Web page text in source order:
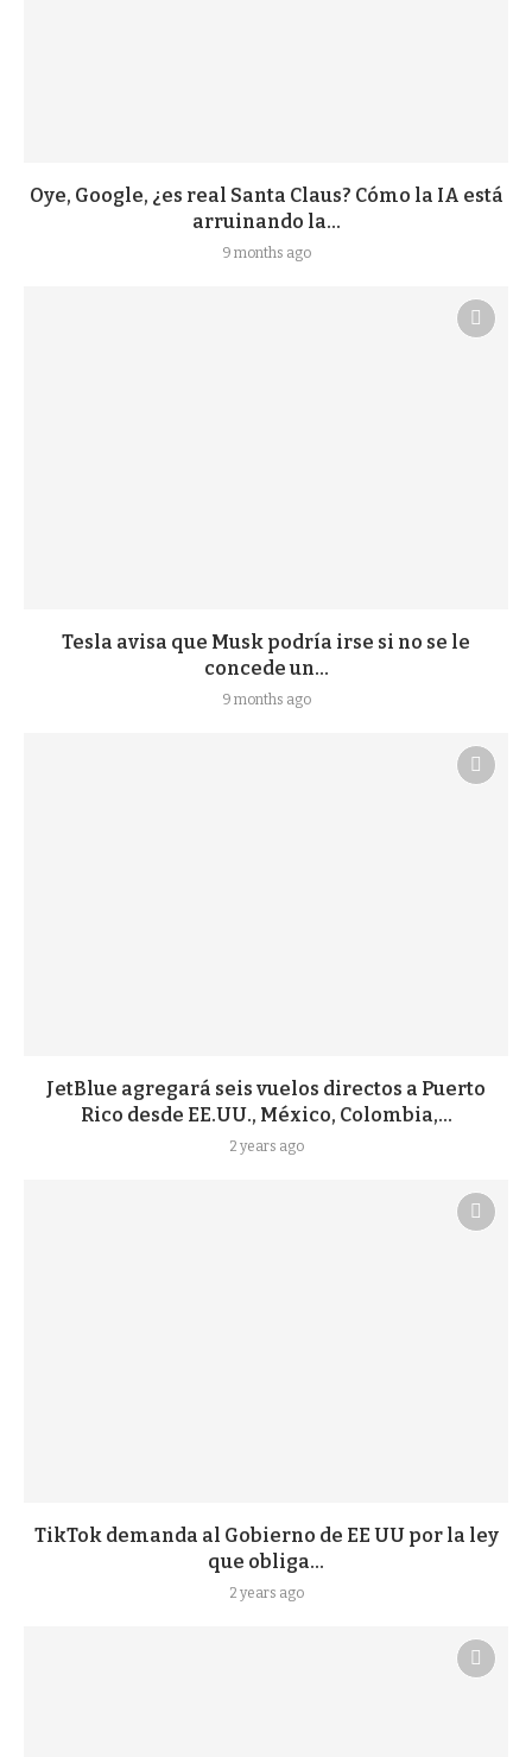
Oye, Google, ¿es real Santa Claus? Cómo la IA está
arruinando la...
9 months ago
Tesla avisa que Musk podría irse si no se le
concede un...
9 months ago
JetBlue agregará seis vuelos directos a Puerto
Rico desde EE.UU., México, Colombia,...
2 years ago
TikTok demanda al Gobierno de EE UU por la ley
que obliga...
2 years ago